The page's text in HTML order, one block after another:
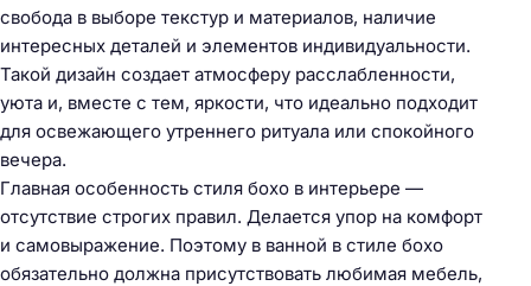
свобода в выборе текстур и материалов, наличие
интересных деталей и элементов индивидуальности.
Такой дизайн создает атмосферу расслабленности,
уюта и, вместе с тем, яркости, что идеально подходит
для освежающего утреннего ритуала или спокойного
вечера.
Главная особенность стиля бохо в интерьере —
отсутствие строгих правил. Делается упор на комфорт
и самовыражение. Поэтому в ванной в стиле бохо
обязательно должна присутствовать любимая мебель,